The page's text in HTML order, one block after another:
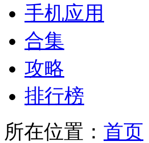
手机应用
合集
攻略
排行榜
所在位置： 首页